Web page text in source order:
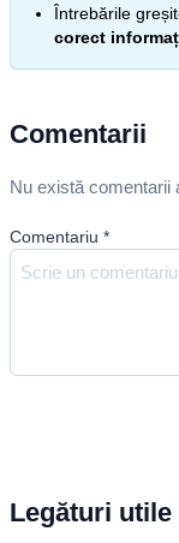
Întrebările
corect
Comentarii
Nu există comentarii
Comentariu *
Legături utile